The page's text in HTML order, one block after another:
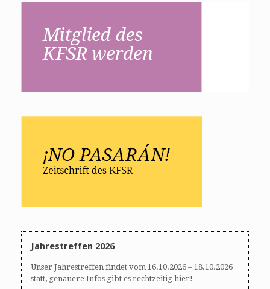
Jahrestreffen 2026
Unser Jahrestreffen findet vom 16.10.2026 – 18.10.2026
statt, genauere Infos gibt es rechtzeitig hier!